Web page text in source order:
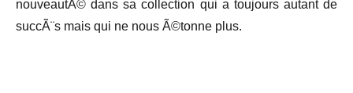
nouveautÃ© dans sa collection qui a toujours autant de
succÃ¨s mais qui ne nous Ã©tonne plus.